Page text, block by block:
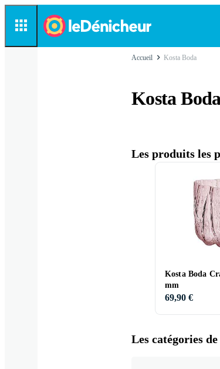
Accueil Kosta Boda
Kosta Boda
Les produits les
Kosta Boda
mm
69,90 €
Les catégories